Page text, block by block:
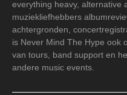
everything heavy, alternative
muziekliefhebbers
achtergronden,
is Never Mind The Hype ook
van tours, band support en
andere music events.